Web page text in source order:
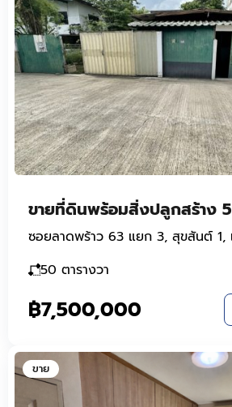
50 ตารางวา
฿7,500,000
ขาย